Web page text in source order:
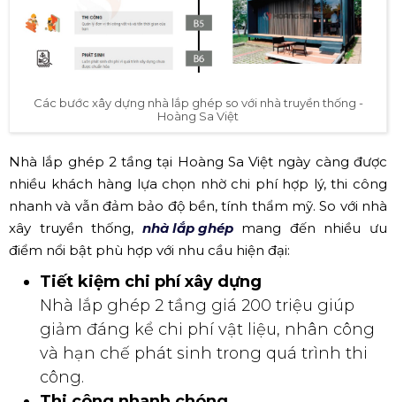
Các bước xây dựng nhà lắp ghép so với nhà truyền thống -
Hoàng Sa Việt
Nhà lắp ghép 2 tầng tại Hoàng Sa Việt ngày càng được
nhiều khách hàng lựa chọn nhờ chi phí hợp lý, thi công
nhanh và vẫn đảm bảo độ bền, tính thẩm mỹ. So với nhà
xây truyền thống, nhà lắp ghépmang đến nhiều ưu
điểm nổi bật phù hợp với nhu cầu hiện đại:
Tiết kiệm chi phí xây dựng
Nhà lắp ghép 2 tầng giá 200 triệu giúp
giảm đáng kể chi phí vật liệu, nhân công
và hạn chế phát sinh trong quá trình thi
công.